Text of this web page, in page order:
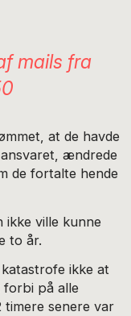
mails fra
at de havde
ændrede
de fortalte hende
ikke ville kunne
to år.
ikke at
forbi på alle
timere senere var